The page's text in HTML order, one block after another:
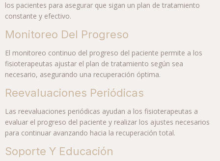
los pacientes para asegurar que sigan un plan de tratamiento
constante y efectivo.
Monitoreo Del Progreso
El monitoreo continuo del progreso del paciente permite a los
fisioterapeutas ajustar el plan de tratamiento según sea
necesario, asegurando una recuperación óptima.
Reevaluaciones Periódicas
Las reevaluaciones periódicas ayudan a los fisioterapeutas a
evaluar el progreso del paciente y realizar los ajustes necesarios
para continuar avanzando hacia la recuperación total.
Soporte Y Educación